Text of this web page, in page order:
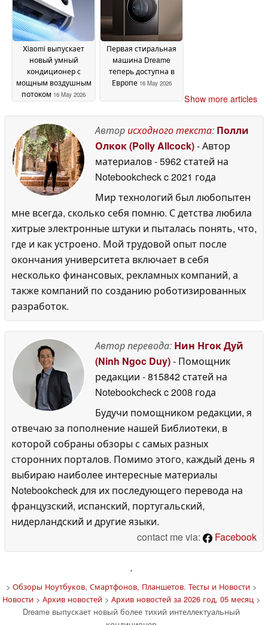
Xiaomi выпускает
новый умный
кондиционер с
мощным воздушным
потоком 16 May 2026
Первая стиральная
машина Dreame
теперь доступна в
Европе 16 May 2026
Show more articles
Авторисходного текста: Полли
Олкок (Polly Allcock)- Автор
материалов- 5962 статей на
Notebookcheckc 2021 года
Мир технологий был любопытен
мне всегда, сколько себя помню. С детства любила
хитрые электронные штуки и пыталась понять, что,
где и как устроено. Мой трудовой опыт после
окончания университета включает в себя
несколько финансовых, рекламных компаний, а
также компаний по созданию роботизированных
разработок.
Автор перевода: Нин Нгок Дуй
(Ninh Ngoc Duy)- Помощник
редакции - 815842 статей на
Notebookcheckc 2008 года
Будучи помощником редакции, я
отвечаю за пополнение нашей Библиотеки, в
которой собраны обзоры с самых разных
сторонних порталов. Помимо этого, каждый день я
выбираю наиболее интересные материалы
Notebookcheck для их последующего перевода на
французский, испанский, португальский,
нидерландский и другие языки.
contact me via:
Facebook
'
> Обзоры Ноутбуков, Смартфонов, Планшетов. Тесты и Новости>
Новости> Архив новостей> Архив новостей за 2026 год, 05 месяц>
Dreame выпускает новый более тихий интеллектуальный